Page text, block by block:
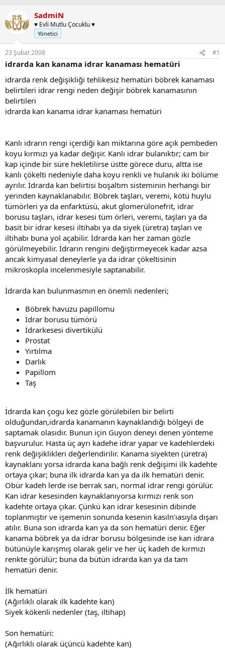
n
b
u
y
u
b
a
l
a
t
a
ş
a
n
ı
ç
a
r
h
SadmiN
♥ Evli Mutlu Çocuklu ♥
Yönetici
23 Şubat 2008 #1
idrarda kan kanama idrar kanaması hematüri
idrarda renk değişikliği tehlikesiz hematüri böbrek kanaması
belirtileri idrar rengi neden değişir böbrek kanamasının
belirtileri
idrarda kan kanama idrar kanaması hematüri
Kanlı idrarın rengi içerdiği kan miktarına göre açık pembeden
koyu kırmızı ya kadar değişir. Kanlı idrar bulanıktır; cam bir
kap içinde bir süre hekletilirse üstte görece duru, altta ise
kanlı çökelti nedeniyle daha koyu renkli ve hulanık iki bölüme
ayrılır. İdrarda kan belirtisi boşaltım sisteminin herhangi bir
yerinden kaynaklanabılır. Böbrek taşları, veremi, kötü huylu
tümörleri ya da enfarktüsü, akut glomerülonefrit, idrar
borusu taşları, idrar kesesi tüm örleri, veremi, taşları ya da
basit bir idrar kesesi iltihabı ya da siyek (üretra) taşları ve
iltihabı buna yol açabilir. İdrarda kan her zaman gözle
görülmeyebilir. İdrarın rengini değiştirmeyecek kadar azsa
ancak kimyasal deneylerle ya da idrar çökeltisinin
mikroskopla incelenmesiyle saptanabilir.
İdrarda kan bulunmasmın en önemli nedenleri;
Böbrek havuzu papillomu
İdrar borusu tümörü
İdrarkesesi divertikülü
Prostat
Yırtılma
Darlık
Papillom
Taş
İdrarda kan çogu kez gözle görülebilen bir belirti
olduğundan,idrarda kanamanın kaynaklandığı bölgeyi de
saptamak olasıdır. Bunun için Guyon deneyi denen yönteme
başvurulur. Hasta üç ayrı kadehe idrar yapar ve kadehlerdeki
renk değişiklikleri değerlendirilir. Kanama siyekten (üretra)
kaynaklanı yorsa idrarda kana bağlı renk değişimi ilk kadehte
ortaya çıkar; buna ilk idrarda kan ya da ilk hematüri denir.
Obür kadeh lerde ise berrak sarı, normal idrar rengi görülür.
Kan idrar kesesinden kaynaklanıyorsa kırmızı renk son
kadehte ortaya çıkar. Çünkü kan idrar kesesinin dibinde
toplanmıştır ve işemenin sonunda kesenin kasıln'ıasıyla dışarı
atılır. Buna son idrarda kan ya da son hematüri denir. Eğer
kanama böbrek ya da idrar borusu bölgesinde ise kan idrara
bütünüyle karışmış olarak gelir ve her üç kadeh de kırmızı
renkte görülür; buna da bütün idrarda kan ya da tam
hematüri denir.
İlk hematüri
(Ağırlıklı olarak ilk kadehte kan)
Siyek kökenli nedenler (taş, iltihap)
Son hematüri:
(Ağırlıklı olarak üçüncü kadehte kan)